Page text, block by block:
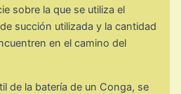
sobre la que se utiliza el
succión utilizada y la cantidad
en el camino del
de la batería de un Conga, se